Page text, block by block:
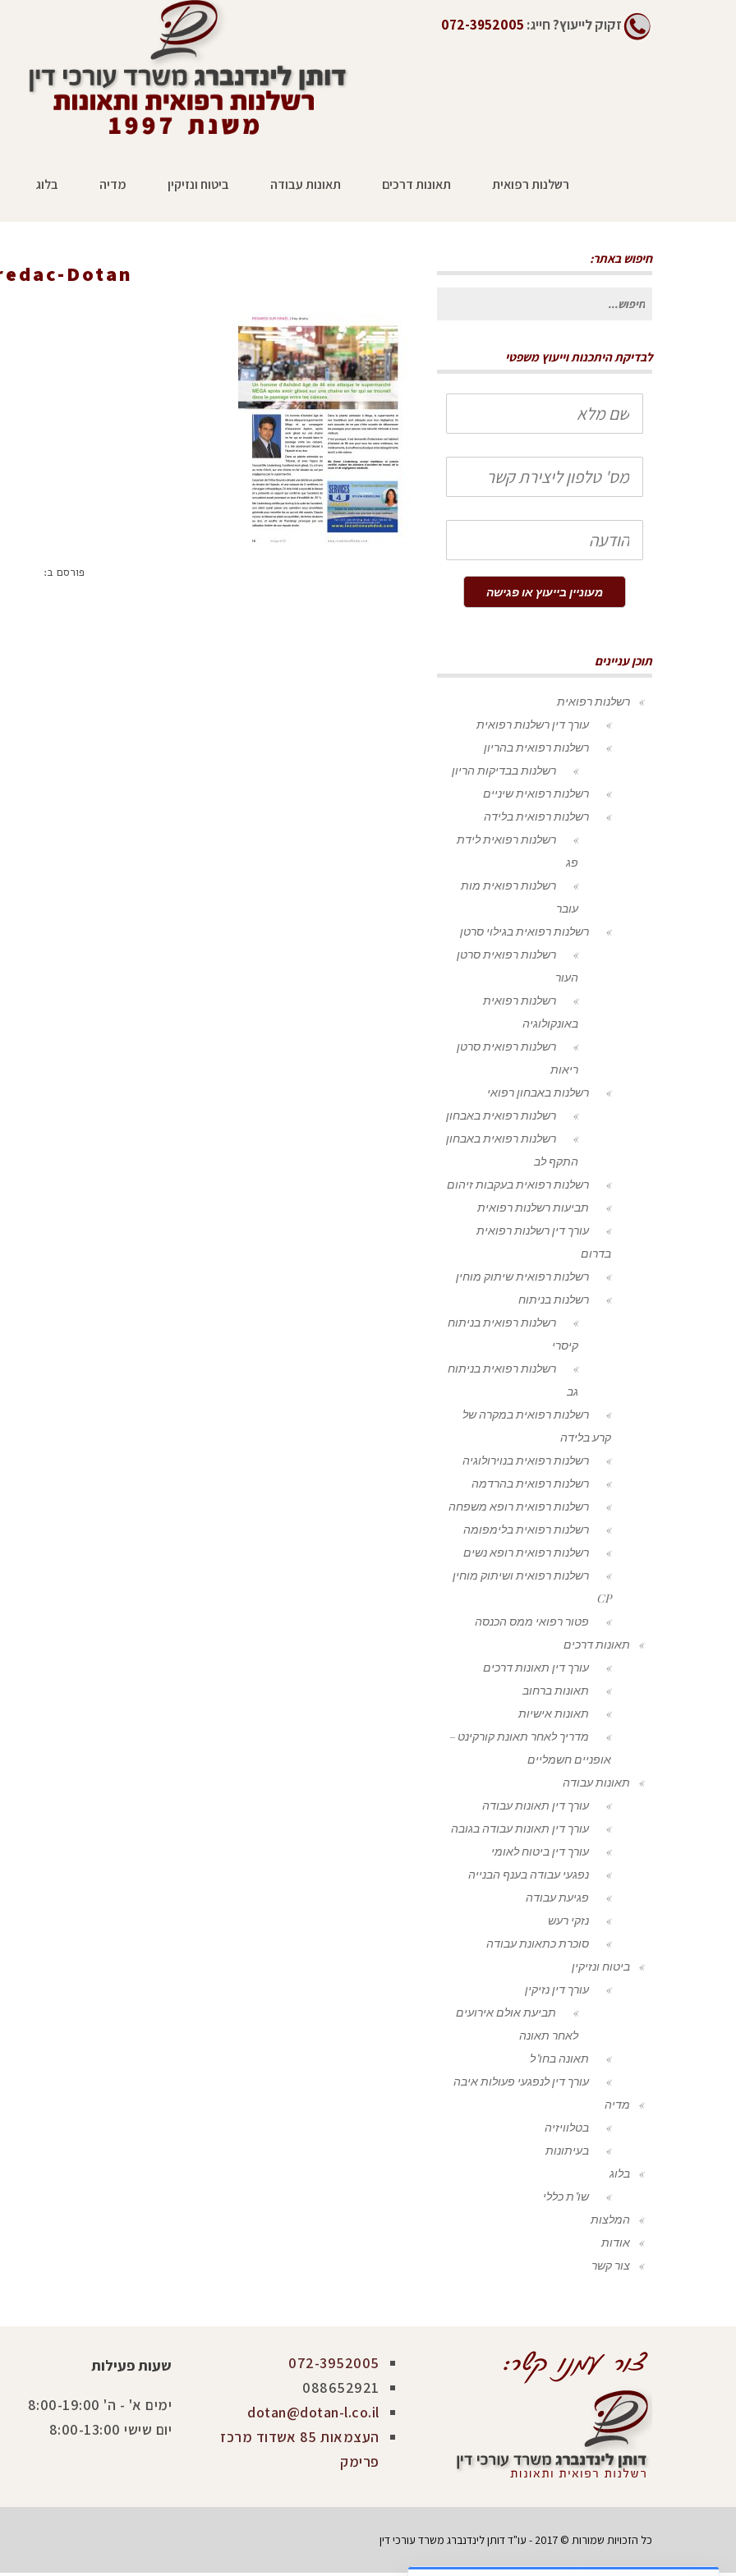
זקוק לייעוץ?חייג: 072-3952005
רשלנות רפואית תאונות דרכים תאונות עבודה ביטוח ונזיקין מדיה בלוג
Dotan
פורסם ב:
חיפוש באתר:
חיפוש
לבדיקת היתכנות וייעוץ משפטי
שם
מלא
טלפון
הודעה
מעוניין בייעוץ או פגישה
תוכן עניינים
רשלנות רפואית
עורך דין רשלנות רפואית
רשלנות רפואית בהריון
רשלנות בבדיקות הריון
רשלנות רפואית שיניים
רשלנות רפואית בלידה
רשלנות רפואית לידת
פג
רשלנות רפואית מות
עובר
רשלנות רפואית בגילוי סרטן
רשלנות רפואית סרטן
העור
רשלנות רפואית
באונקולוגיה
רשלנות רפואית סרטן
ריאות
רשלנות באבחון רפואי
רשלנות רפואית באבחון
רשלנות רפואית באבחון
התקף לב
רשלנות רפואית בעקבות זיהום
תביעות רשלנות רפואית
עורך דין רשלנות רפואית
בדרום
רשלנות רפואית שיתוק מוחין
רשלנות בניתוח
רשלנות רפואית בניתוח
קיסרי
רשלנות רפואית בניתוח
גב
רשלנות רפואית במקרה של
קרע בלידה
רשלנות רפואית בנוירולוגיה
רשלנות רפואית בהרדמה
רשלנות רפואית רופא משפחה
רשלנות רפואית בלימפומה
רשלנות רפואית רופא נשים
רשלנות רפואית ושיתוק מוחין
CP
פטור רפואי ממס הכנסה
תאונות דרכים
עורך דין תאונות דרכים
תאונות ברחוב
תאונות אישיות
מדריך לאחר תאונת קורקינט –
אופניים חשמליים
תאונות עבודה
עורך דין תאונות עבודה
עורך דין תאונות עבודה בגובה
עורך דין ביטוח לאומי
נפגעי עבודה בענף הבנייה
פגיעת עבודה
נזקי רעש
סוכרת כתאונת עבודה
ביטוח ונזיקין
עורך דין נזיקין
תביעת אולם אירועים
לאחר תאונה
תאונה בחו"ל
עורך דין לנפגעי פעולות איבה
מדיה
בטלוויזיה
בעיתונות
בלוג
שו"ת כללי
המלצות
אודות
צור קשר
072-3952005
088652921
dotan@dotan-l.co.il
העצמאות 85 אשדוד מרכז
פרימק
שעות פעילות
ימים א' - ה' 8:00-19:00
יום שישי 8:00-13:00
כל הזכויות שמורות © 2017 - עו"ד דותן לינדנברג משרד עורכי דין